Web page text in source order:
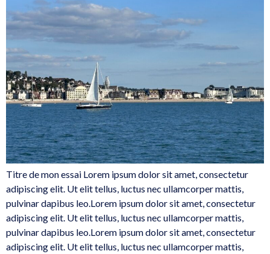
Titre de mon essai Lorem ipsum dolor sit amet, consectetur
adipiscing elit. Ut elit tellus, luctus nec ullamcorper mattis,
pulvinar dapibus leo.Lorem ipsum dolor sit amet, consectetur
adipiscing elit. Ut elit tellus, luctus nec ullamcorper mattis,
pulvinar dapibus leo.Lorem ipsum dolor sit amet, consectetur
adipiscing elit. Ut elit tellus, luctus nec ullamcorper mattis,